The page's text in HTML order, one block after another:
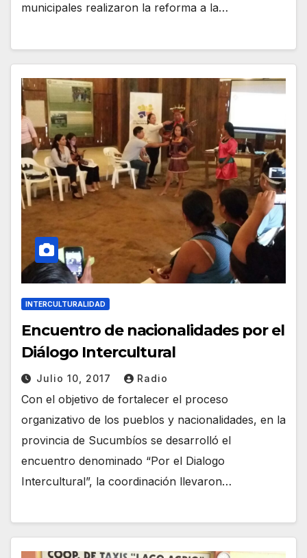
municipales realizaron la reforma a la…
INTERCULTURALIDAD
Encuentro de nacionalidades por el
Diálogo Intercultural
Julio 10, 2017 Radio
Con el objetivo de fortalecer el proceso
organizativo de los pueblos y nacionalidades, en la
provincia de Sucumbíos se desarrolló el
encuentro denominado “Por el Dialogo
Intercultural”, la coordinación llevaron…